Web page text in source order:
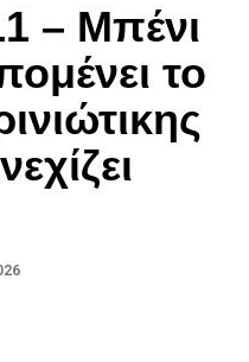
– Μπένι
το